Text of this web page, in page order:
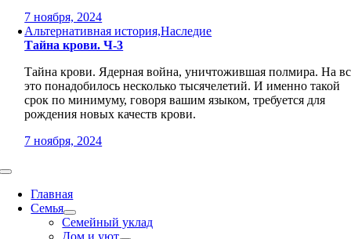
7 ноября, 2024
Альтернативная история,Наследие
Тайна крови. Ч-3
Тайна крови. Ядерная война, уничтожившая полмира. На
это понадобилось несколько тысячелетий. И именно такой
срок по минимуму, говоря вашим языком, требуется для
рождения новых качеств крови.
7 ноября, 2024
Toggle
NavigationГлавная
Семья
Семейный уклад
Дом и уют